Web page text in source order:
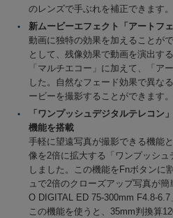
のレンズで手ぶれを補正できます。
新ムービーエフェクト「アートフ
動画に独特の効果を加えることが
として、残像効果で動画を演出す
「マルチエコー」に加えて、「ア
した。自然なフェード効果で異な
ービーを撮影することができます。
「ワンプッシュデジタルテレコン
機能を搭載
手軽に望遠写真が撮影できる機能
像を2倍に拡大する「ワンプッシ
しました。この機能をFnボタンに
ュで2倍のクローズアップ写真が
O DIGITAL ED 75-300mm F4.8-
この機能を使うと、35mm判換算